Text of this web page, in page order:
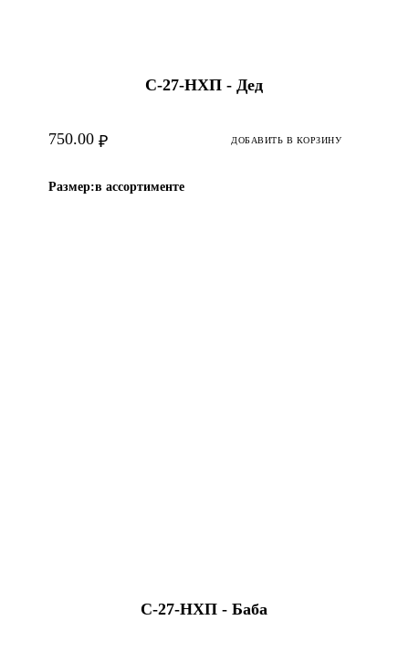
С-27-НХП - Дед
₽
750.00 ДОБАВИТЬ В КОРЗИНУ
Размер:в ассортименте
С-27-НХП - Баба